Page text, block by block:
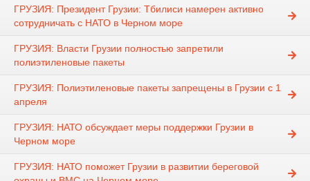
ГРУЗИЯ: Президент Грузии: Тбилиси намерен активно
сотрудничать с НАТО в Черном море
ГРУЗИЯ: Власти Грузии полностью запретили
полиэтиленовые пакеты
ГРУЗИЯ: Полиэтиленовые пакеты запрещены в Грузии с 1
апреля
ГРУЗИЯ: НАТО обсуждает меры поддержки Грузии в
Черном море
ГРУЗИЯ: НАТО поможет Грузии в развитии береговой